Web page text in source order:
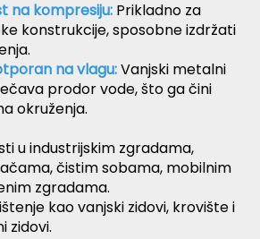
na kompresiju: Prikladno za
konstrukcije, sposobne izdržati
na vlagu:Vanjski metalni
prodor vode, što ga čini
okruženja.
u industrijskim zgradama,
čistim sobama, mobilnim
zgradama.
kao vanjski zidovi, krovište i
zidovi.